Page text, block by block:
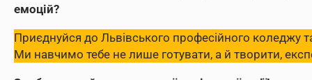
емоцій?
Приєднуйся до Львівського професійного коледжу
Ми навчимо тебе не лише готувати, а й творити,